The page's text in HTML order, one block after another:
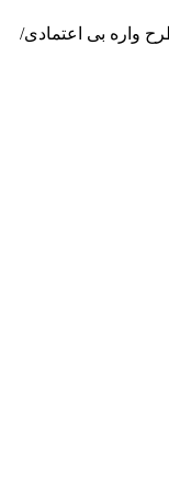
واره بی اعتمادی/